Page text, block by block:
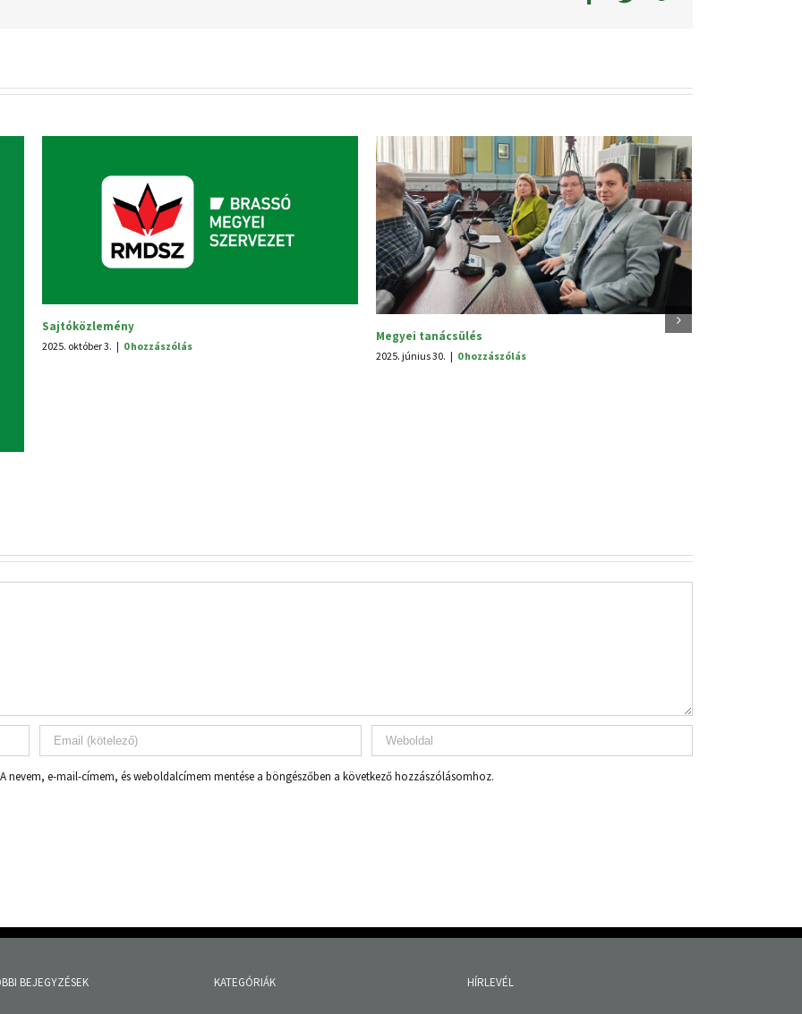
2025. június 25.
A nevem, e-mail-címem, és weboldalcímem mentése a böngészőben a következő hozzászólásomhoz.